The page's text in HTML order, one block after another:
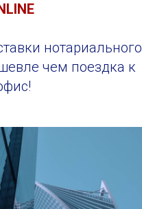
нотариального
чем поездка к